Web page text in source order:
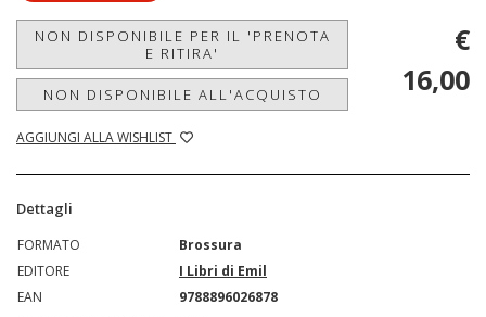
NON DISPONIBILE PER IL 'PRENOTA
E RITIRA'
NON DISPONIBILE ALL'ACQUISTO
AGGIUNGI ALLA WISHLIST
€
16,00
Dettagli
FORMATO
Brossura
EDITORE
I Libri di Emil
EAN
9788896026878